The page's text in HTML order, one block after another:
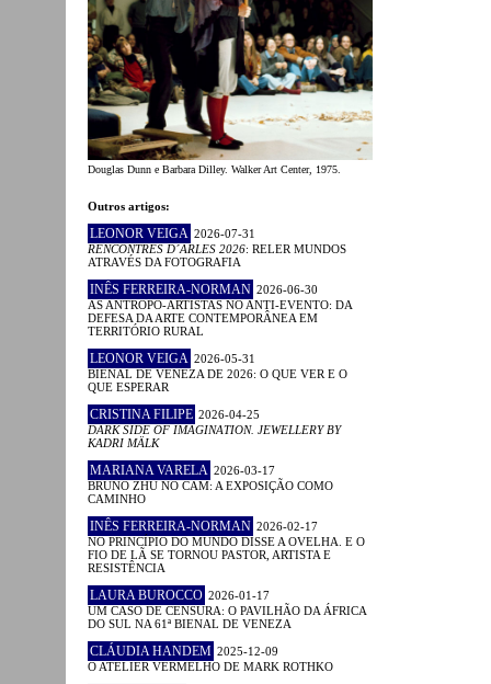
Douglas Dunn e Barbara Dilley. Walker Art Center, 1975.
Outros artigos:
LEONOR VEIGA 2026-07-31
RENCONTRES D´ARLES 2026: RELER MUNDOS
ATRAVÉS DA FOTOGRAFIA
INÊS FERREIRA-NORMAN 2026-06-30
AS ANTROPO-ARTISTAS NO ANTI-EVENTO: DA
DEFESA DA ARTE CONTEMPORÂNEA EM
TERRITÓRIO RURAL
LEONOR VEIGA 2026-05-31
BIENAL DE VENEZA DE 2026: O QUE VER E O
QUE ESPERAR
CRISTINA FILIPE 2026-04-25
DARK SIDE OF IMAGINATION. JEWELLERY BY
KADRI MÄLK
MARIANA VARELA 2026-03-17
BRUNO ZHU NO CAM: A EXPOSIÇÃO COMO
CAMINHO
INÊS FERREIRA-NORMAN 2026-02-17
NO PRINCÍPIO DO MUNDO DISSE A OVELHA. E O
FIO DE LÃ SE TORNOU PASTOR, ARTISTA E
RESISTÊNCIA
LAURA BUROCCO 2026-01-17
UM CASO DE CENSURA: O PAVILHÃO DA ÁFRICA
DO SUL NA 61ª BIENAL DE VENEZA
CLÁUDIA HANDEM 2025-12-09
O ATELIER VERMELHO DE MARK ROTHKO